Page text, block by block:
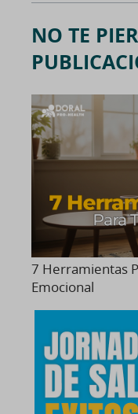
NO TE
7 Herramientas
Emocional